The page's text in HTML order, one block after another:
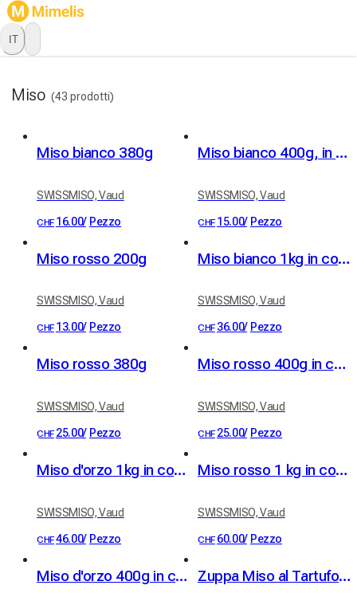
IT
Miso (43 prodotti)
Miso bianco 380g
SWISSMISO, Vaud
CHF 16.00/ Pezzo
Miso bianco 400g, in confezione eco
SWISSMISO, Vaud
CHF 15.00/ Pezzo
Miso rosso 200g
SWISSMISO, Vaud
CHF 13.00/ Pezzo
Miso bianco 1kg in confezione eco
SWISSMISO, Vaud
CHF 36.00/ Pezzo
Miso rosso 380g
SWISSMISO, Vaud
CHF 25.00/ Pezzo
Miso rosso 400g in confezione eco
SWISSMISO, Vaud
CHF 25.00/ Pezzo
Miso d'orzo 1kg in confezione eco
SWISSMISO, Vaud
CHF46.00/ Pezzo
Miso rosso 1 kg in confezione eco
SWISSMISO, Vaud
CHF 60.00/ Pezzo
Miso d'orzo 400g in confezione eco Zuppa Miso al Tartufo – 8 pezzi